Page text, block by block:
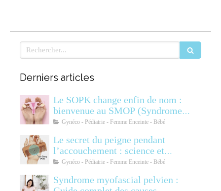
Rechercher
Derniers articles
Le SOPK change enfin de nom :
bienvenue au SMOP (Syndrome
Métabolique Ovarien
Gynéco - Pédiatrie - Femme Enceinte - Bébé
Le secret du peigne pendant
l’accouchement : science et
soulagement
Gynéco - Pédiatrie - Femme Enceinte - Bébé
Syndrome myofascial pelvien :